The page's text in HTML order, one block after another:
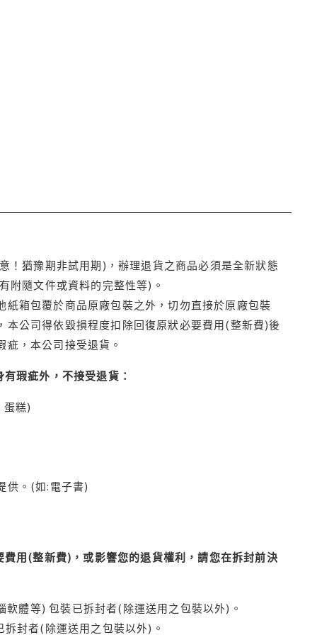
！猶豫期非試用期)，辦理退貨之商品必須是全新狀態
附隨文件或資料的完整性等)。
箱包覆於商品原廠包裝之外，切勿直接於原廠包裝
公司得依毀損程度扣除回復原狀必要費用(整新費)後
，本公司接受退貨。
瑕疵外，不接受退貨：
蛋糕)
供。(如:電子書)
用(整新費)，或影響您的退貨權利，請您在拆封前決
體等) 包裝已拆封者(除運送用之包裝以外)。
封者(除運送用之包裝以外)。